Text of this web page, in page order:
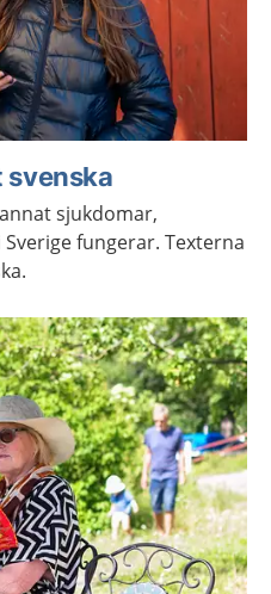
svenska
sjukdomar,
fungerar. Texterna